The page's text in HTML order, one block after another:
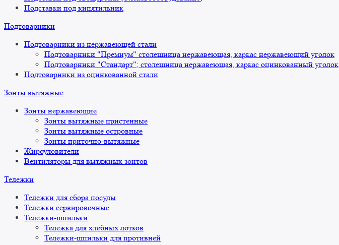
Подставки под кипятильник
Подтоварники
Подтоварники из нержавеющей стали
Подтоварники "Премиум" столешница нержавеющая, каркас нержавеющий уголок
Подтоварники "Стандарт"; столешница нержавеющая, каркас оцинкованный уголок
Подтоварники из оцинкованной стали
Зонты вытяжные
Зонты нержавеющие
Зонты вытяжные пристенные
Зонты вытяжные островные
Зонты приточно-вытяжные
Жироуловители
Вентиляторы для вытяжных зонтов
Тележки
Тележки для сбора посуды
Тележки сервировочные
Тележки-шпильки
Тележка для хлебных лотков
Тележки-шпильки для противней